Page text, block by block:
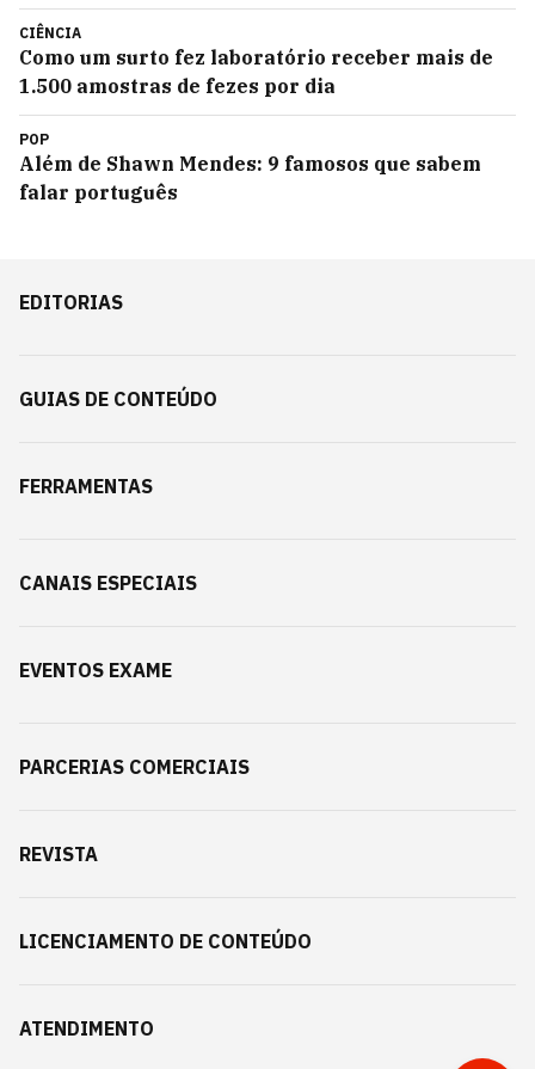
CIÊNCIA
Como um surto fez laboratório receber mais de
1.500 amostras de fezes por dia
POP
Além de Shawn Mendes: 9 famosos que sabem
falar português
EDITORIAS
GUIAS DE CONTEÚDO
FERRAMENTAS
CANAIS ESPECIAIS
EVENTOS EXAME
PARCERIAS COMERCIAIS
REVISTA
LICENCIAMENTO DE CONTEÚDO
ATENDIMENTO